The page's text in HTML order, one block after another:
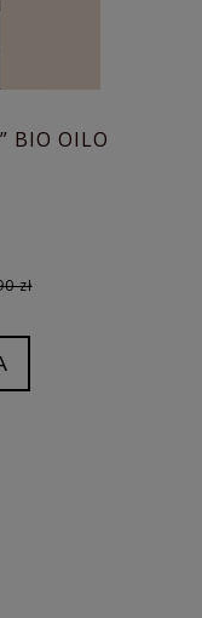
BIO OILO
zł